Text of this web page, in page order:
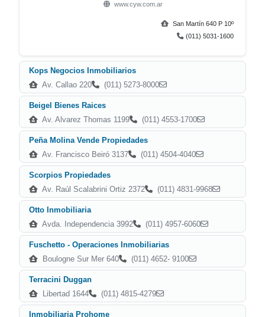
www.cyw.com.ar
San Martín 640 P 10º
(011) 5031-1600
Kops Negocios Inmobiliarios
Av. Callao 220
(011) 5273-8000
Beigel Bienes Raices
Av. Alvarez Thomas 1199
(011) 4553-1700
Peña Molina Vende Propiedades
Av. Francisco Beiró 3137
(011) 4504-4040
Scorpios Propiedades
Av. Raúl Scalabrini Ortiz 2372
(011) 4831-9968
Otto Inmobiliaria
Avda. Independencia 3992
(011) 4957-6060
Fuschetto - Operaciones Inmobiliarias
Boulogne Sur Mer 640
(011) 4652- 9100
Terracini Duggan
Libertad 1644
(011) 4815-4279
Inmobiliaria Prohome